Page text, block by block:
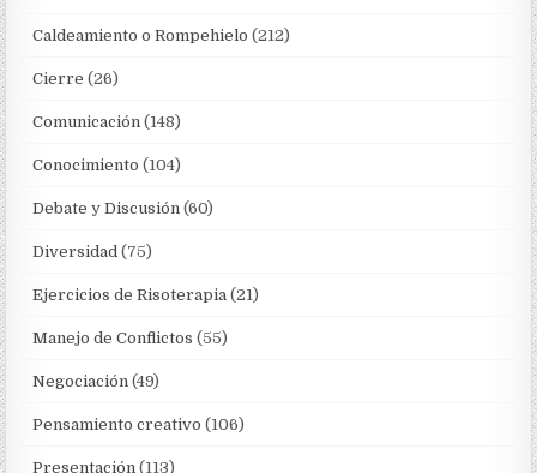
Caldeamiento o Rompehielo (212)
Cierre (26)
Comunicación (148)
Conocimiento (104)
Debate y Discusión (60)
Diversidad (75)
Ejercicios de Risoterapia (21)
Manejo de Conflictos (55)
Negociación (49)
Pensamiento creativo (106)
Presentación (113)